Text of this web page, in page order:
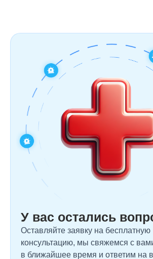
У вас остались
Оставляйте заявку на бесплатную
консультацию, мы свяжемся с
в ближайшее время и ответим на